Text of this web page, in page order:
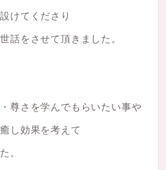
けてくださり
話をさせて頂きました。
尊さを学んでもらいたい事や
し効果を考えて
。